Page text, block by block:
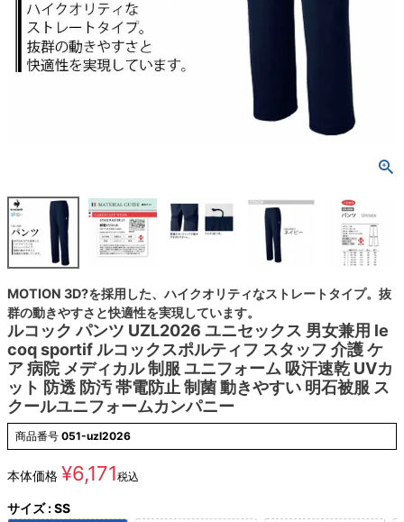
MOTION 3D?を採用した、ハイクオリティなストレートタイプ。抜
群の動きやすさと快適性を実現しています。
ルコック パンツ UZL2026 ユニセックス 男女兼用 le
coq sportif ルコックスポルティフ スタッフ 介護 ケ
ア 病院 メディカル 制服 ユニフォーム 吸汗速乾 UVカ
ット 防透 防汚 帯電防止 制菌 動きやすい 明石被服 ス
クールユニフォームカンパニー
商品番号 051-uzl2026
本体価格 ¥6,171税込
サイズ SS